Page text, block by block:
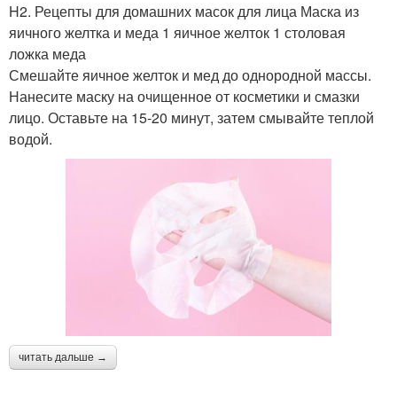
H2. Рецепты для домашних масок для лица Маска из
яичного желтка и меда 1 яичное желток 1 столовая
ложка меда
Смешайте яичное желток и мед до однородной массы.
Нанесите маску на очищенное от косметики и смазки
лицо. Оставьте на 15-20 минут, затем смывайте теплой
водой.
читать дальше →